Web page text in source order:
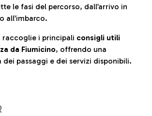
le fasi del percorso, dall’arrivo in
all’imbarco.
raccoglie i principali consigli utili
da Fiumicino, offrendo una
dei passaggi e dei servizi disponibili.